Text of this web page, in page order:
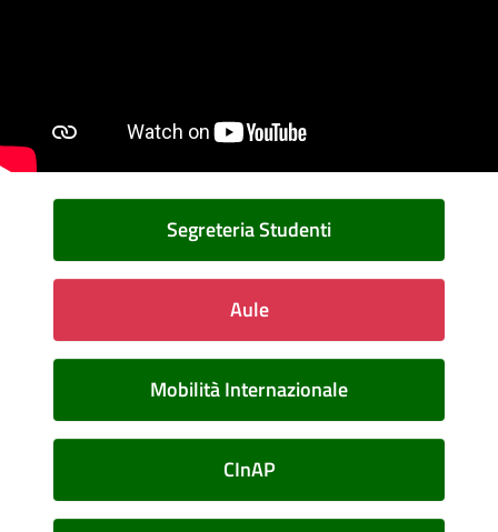
Segreteria Studenti
Aule
Mobilità Internazionale
CInAP